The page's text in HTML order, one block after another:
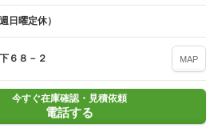
日曜定休）
６８－２ MAP
今すぐ在庫確認・見積依頼
電話する
報を保存しますか？
をする際に自動入力されます